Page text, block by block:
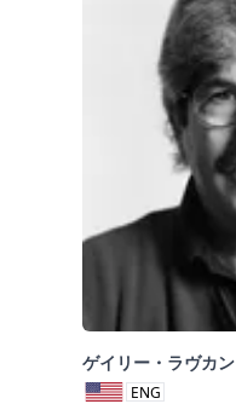
ゲイリー・ラヴカン
ENG